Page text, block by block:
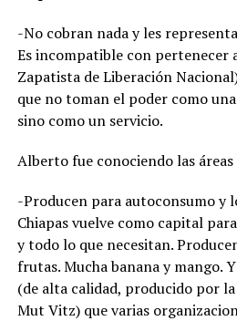
-No cobran nada y les
Es incompatible con pertenecer
Zapatista de Liberación
que no toman el poder como
sino como un servicio.
Alberto fue conociendo las
-Producen para autoconsumo y
Chiapas vuelve como capital
y todo lo que necesitan.
frutas. Mucha banana y mango.
(de alta calidad, producido por
Mut Vitz) que varias